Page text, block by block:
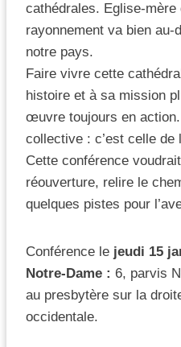
cathédrales. Eglise-
rayonnement va bien au-
notre pays.
Faire vivre cette
histoire et à sa mission
œuvre toujours en
collective : c’est celle de
Cette conférence
réouverture, relire le
quelques pistes pour
Conférence le jeudi 15
Notre-Dame : 6, parvis
au presbytère sur la
occidentale.